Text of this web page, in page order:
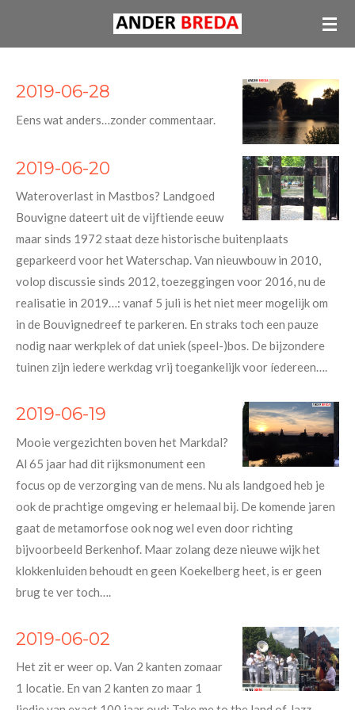
de2019-06-28
Eens wat anders…zonder commentaar.
2019-06-20
Wateroverlast in Mastbos? Landgoed
Bouvigne dateert uit de vijftiende eeuw
maar sinds 1972 staat deze historische buitenplaats
geparkeerd voor het Waterschap. Van nieuwbouw in 2010,
volop discussie sinds 2012, toezeggingen voor 2016, nu de
realisatie in 2019…: vanaf 5 juli is het niet meer mogelijk om
in de Bouvignedreef te parkeren. En straks toch een pauze
nodig naar werkplek of dat uniek (speel-)bos. De bijzondere
tuinen zijn iedere werkdag vrij toegankelijk voor íedereen….
2019-06-19
Mooie vergezichten boven het Markdal?
Al 65 jaar had dit rijksmonument een
focus op de verzorging van de mens. Nu als landgoed heb je
ook de prachtige omgeving er helemaal bij. De komende jaren
gaat de metamorfose ook nog wel even door richting
bijvoorbeeld Berkenhof. Maar zolang deze nieuwe wijk het
klokkenluiden behoudt en geen Koekelberg heet, is er geen
brug te ver toch….
2019-06-02
Het zit er weer op. Van 2 kanten zomaar
1 locatie. En van 2 kanten zo maar 1